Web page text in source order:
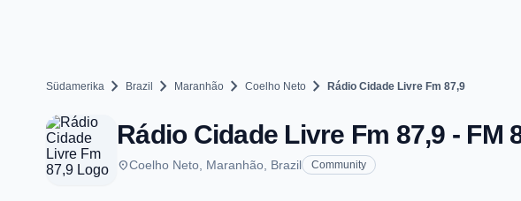
Südamerika chevron_right Brazil chevron_right Maranhão chevron_right Coelho Neto chevron_right Rádio Cidade Livre Fm 87,9
Rádio Cidade Livre Fm 87,9 - FM
placeCoelho Neto, Maranhão, Brazil Community